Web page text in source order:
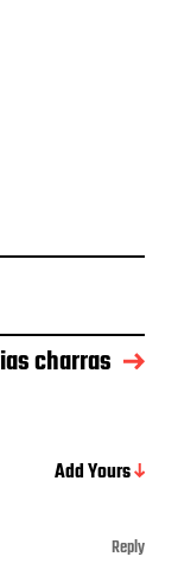
charras
Add Yours
Reply